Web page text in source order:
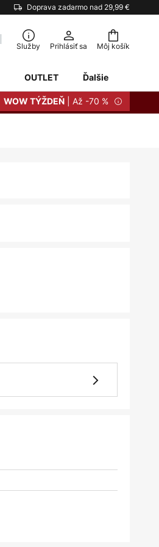
Doprava zadarmo nad 29,99 €
Môj košík
Služby Prihlásiť sa
OUTLET Ďalšie
WOW TÝŽDEŇ | Až -70 %